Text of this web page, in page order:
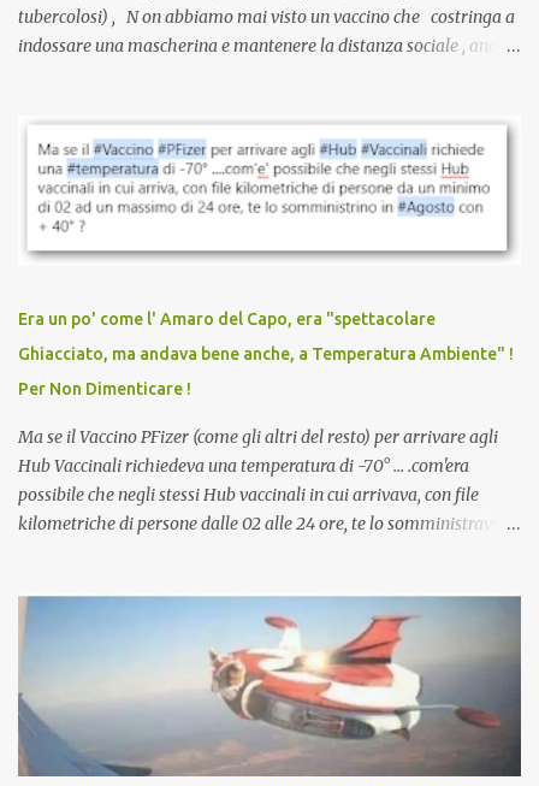
tubercolosi) , N on abbiamo mai visto un vaccino che costringa a
indossare una mascherina e mantenere la distanza sociale , anche
vaccinazione. Non avevamo mai sentito parlare di ricompense,
sconti, incentivi per vaccinarsi. Non avevamo mai visto
discriminazioni per coloro che non l’hanno fatto. Se non sei stato
vaccinato, nessuno aveva prima cercato di farti sentire una
persona cattiva. Non avevamo mai visto un vaccino che minacci le
vaccino usato per minacciare i mezzi di sussistenza, il lavoro o la
scuola. Non avevamo mai visto un vaccino che permettesse a un
dodicenne di ignorare il consenso dei genitori. Dopo tutti i vaccini
che abbiamo elencato sopra...
Era un po' come l' Amaro del Capo, era "spettacolare
Ghiacciato, ma andava bene anche, a Temperatura Ambiente" !
Per Non Dimenticare !
Ma se il Vaccino PFizer (come gli altri del resto) per arrivare agli
Hub Vaccinali richiedeva una temperatura di -70° ... .com'era
possibile che negli stessi Hub vaccinali in cui arrivava, con file
kilometriche di persone dalle 02 alle 24 ore, te lo somministravano
Vaccino come: l' Amaro del Capo, era "spettacolare Ghiacciato, ma
andava bene anche, a Temperatura Ambiente"! Riproponiamo
l'articolo per NON Dimenticare!